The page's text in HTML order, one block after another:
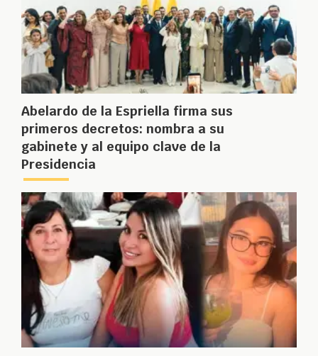
Abelardo de la Espriella firma sus
primeros decretos: nombra a su
gabinete y al equipo clave de la
Presidencia